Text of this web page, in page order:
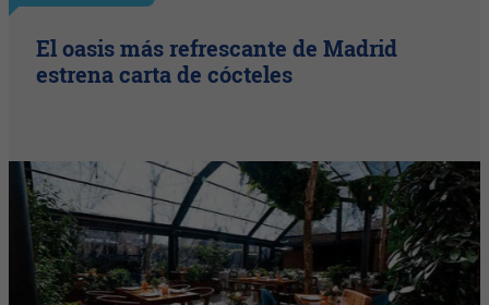
El oasis más refrescante de Madrid
estrena carta de cócteles